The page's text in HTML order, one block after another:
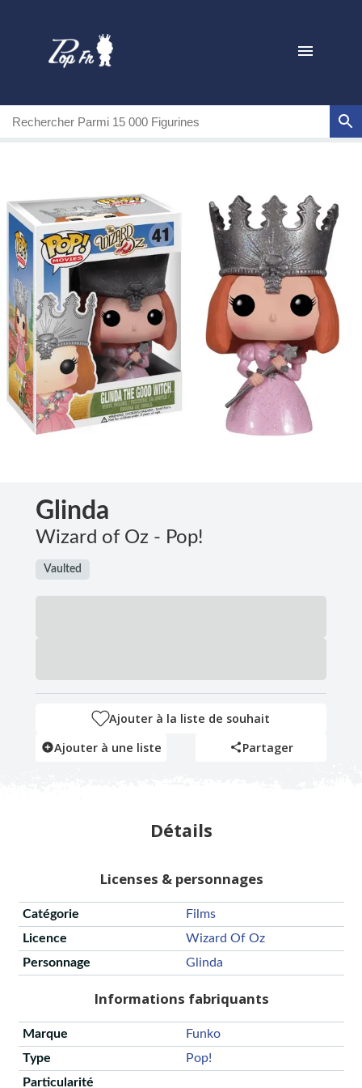
Glinda
Wizard of Oz - Pop!
Vaulted
Ajouter à la liste de souhait
Ajouter à une liste
Partager
Détails
Licenses & personnages
Catégorie
Films
Licence
Wizard Of Oz
Personnage
Glinda
Informations fabriquants
Marque
Funko
Type
Pop!
Particularité